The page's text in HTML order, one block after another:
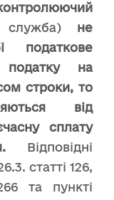
служба) не
податкове
податку на
строки, то
від
сплату
Відповідні
статті 126,
та пункті